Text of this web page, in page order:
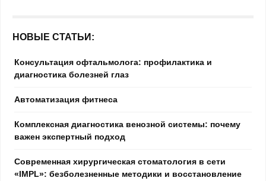
НОВЫЕ СТАТЬИ:
Консультация офтальмолога: профилактика и
диагностика болезней глаз
Автоматизация фитнеса
Комплексная диагностика венозной системы: почему
важен экспертный подход
Современная хирургическая стоматология в сети
«IMPL»: безболезненные методики и восстановление